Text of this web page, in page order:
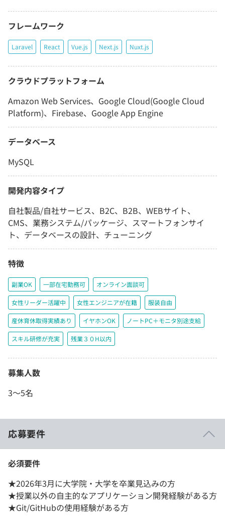
フレームワーク
Laravel React Vue.js Next.js Nuxt.js
クラウドプラットフォーム
Amazon Web Services、Google Cloud(Google Cloud
Platform)、Firebase、Google App Engine
データベース
MySQL
開発内容タイプ
自社製品/自社サービス、B2C、B2B、WEBサイト、
CMS、業務システム/パッケージ、スマートフォンサイ
ト、データベースの設計、チューニング
特徴
副業OK 一部在宅勤務可 オンライン面談可
女性リーダー活躍中 女性エンジニアが在籍 服装自由
産休育休取得実績あり イヤホンOK ノートPC＋モニタ別途支給
スキル研修が充実 残業３０H以内
募集人数
3〜5名
応募要件
必須要件
★2026年3月に大学院・大学を卒業見込みの方
★授業以外の自主的なアプリケーション開発経験がある方
★Git/GitHubの使用経験がある方